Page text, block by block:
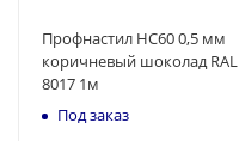
Профнастил НС60 0,5 мм
коричневый шоколад RAL
8017 1м
Под заказ